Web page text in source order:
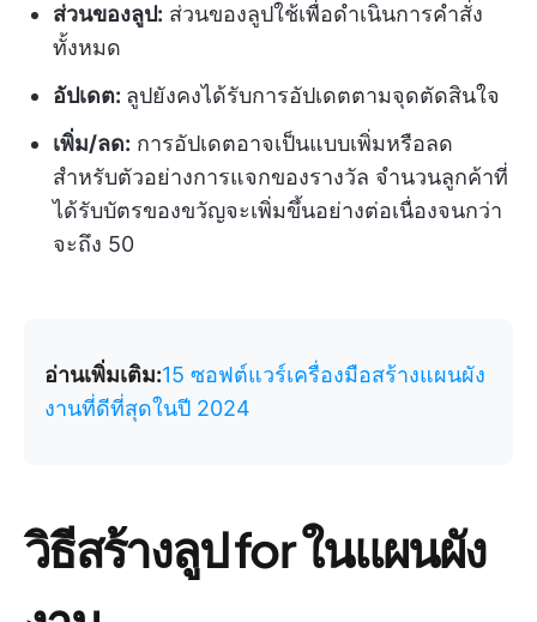
ส่วนของลูป: ส่วนของลูปใช้เพื่อดำเนินการคำสั่ง
ทั้งหมด
อัปเดต: ลูปยังคงได้รับการอัปเดตตามจุดตัดสินใจ
เพิ่ม/ลด: การอัปเดตอาจเป็นแบบเพิ่มหรือลด
สำหรับตัวอย่างการแจกของรางวัล จำนวนลูกค้าที่
ได้รับบัตรของขวัญจะเพิ่มขึ้นอย่างต่อเนื่องจนกว่า
จะถึง 50
อ่านเพิ่มเติม:15 ซอฟต์แวร์เครื่องมือสร้างแผนผัง
งานที่ดีที่สุดในปี 2024
วิธีสร้างลูป for ในแผนผัง